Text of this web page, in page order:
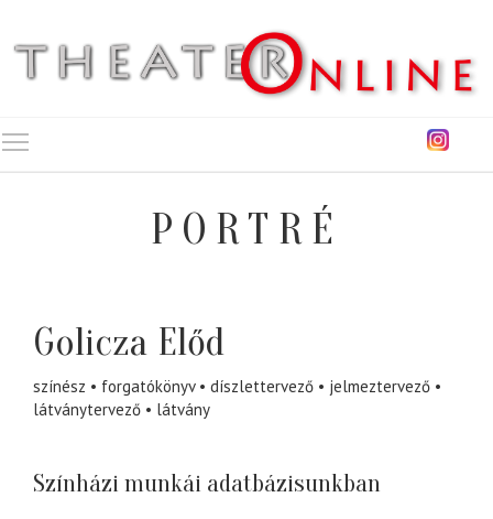
PORTRÉ
Golicza Előd
színész forgatókönyv díszlettervező
jelmeztervező
látványtervező
látvány
Színházi munkái adatbázisunkban